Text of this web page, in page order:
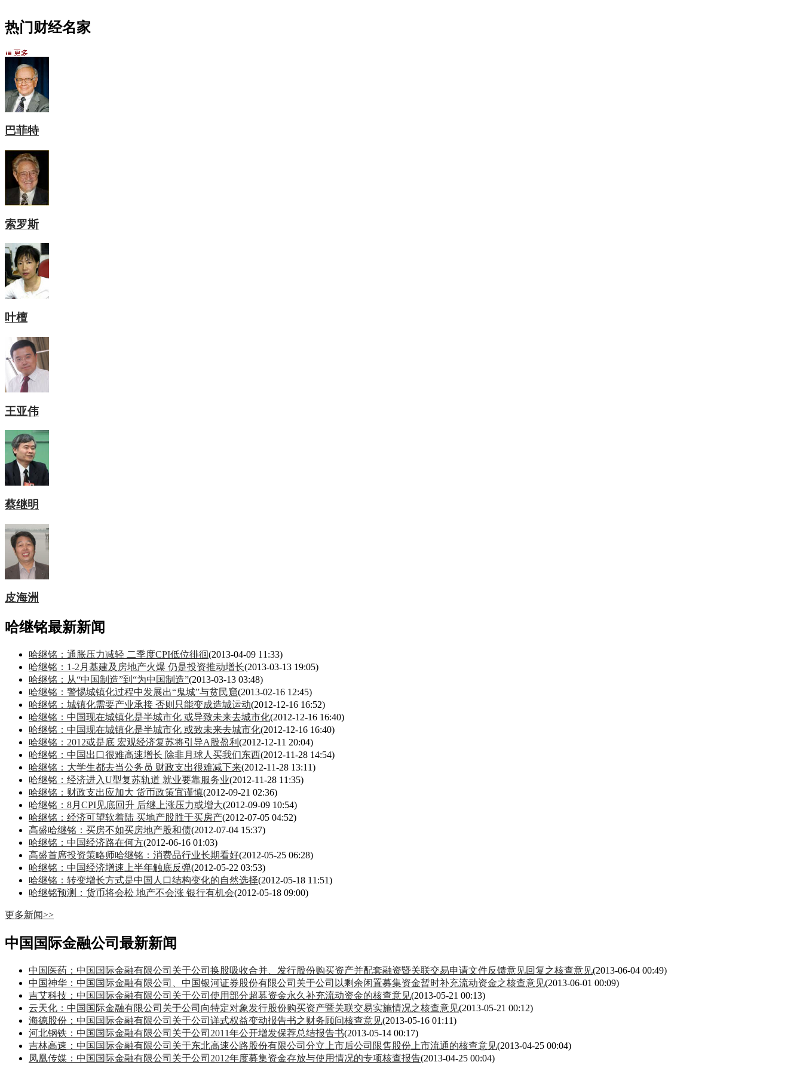
热门财经名家
巴菲特
索罗斯
叶檀
王亚伟
蔡继明
皮海洲
哈继铭最新新闻
哈继铭：通胀压力减轻 二季度CPI低位徘徊(2013-04-09 11:33)
哈继铭：1-2月基建及房地产火爆 仍是投资推动增长(2013-03-13 19:05)
哈继铭：从“中国制造”到“为中国制造”(2013-03-13 03:48)
哈继铭：警惕城镇化过程中发展出“鬼城”与贫民窟(2013-02-16 12:45)
哈继铭：城镇化需要产业承接 否则只能变成造城运动(2012-12-16 16:52)
哈继铭：中国现在城镇化是半城市化 或导致未来去城市化(2012-12-16 16:40)
哈继铭：中国现在城镇化是半城市化 或致未来去城市化(2012-12-16 16:40)
哈继铭：2012或是底 宏观经济复苏将引导A股盈利 (2012-12-11 20:04)
哈继铭：中国出口很难高速增长 除非月球人买我们东西(2012-11-28 14:54)
哈继铭：大学生都去当公务员 财政支出很难减下来(2012-11-28 13:11)
哈继铭：经济进入U型复苏轨道 就业要靠服务业(2012-11-28 11:35)
哈继铭：财政支出应加大 货币政策宜谨慎(2012-09-21 02:36)
哈继铭：8月CPI见底回升 后继上涨压力或增大(2012-09-09 10:54)
哈继铭：经济可望软着陆 买地产股胜于买房产(2012-07-05 04:52)
高盛哈继铭：买房不如买房地产股和债(2012-07-04 15:37)
哈继铭：中国经济路在何方(2012-06-16 01:03)
高盛首席投资策略师哈继铭：消费品行业长期看好(2012-05-25 06:28)
哈继铭：中国经济增速上半年触底反弹(2012-05-22 03:53)
哈继铭：转变增长方式是中国人口结构变化的自然选择(2012-05-18 11:51)
哈继铭预测：货币将会松 地产不会涨 银行有机会(2012-05-18 09:00)
更多新闻>>
中国国际金融公司最新新闻
中国医药：中国国际金融有限公司关于公司换股吸收合并、发行股份购买资产并配套融资暨关联交易申请文件反馈意见回复之核查意见(2013-06-04 00:49)
中国神华：中国国际金融有限公司、中国银河证券股份有限公司关于公司以剩余闲置募集资金暂时补充流动资金之核查意见(2013-06-01 00:09)
吉艾科技：中国国际金融有限公司关于公司使用部分超募资金永久补充流动资金的核查意见(2013-05-21 00:13)
云天化：中国国际金融有限公司关于公司向特定对象发行股份购买资产暨关联交易实施情况之核查意见(2013-05-21 00:12)
海德股份：中国国际金融有限公司关于公司详式权益变动报告书之财务顾问核查意见(2013-05-16 01:11)
河北钢铁：中国国际金融有限公司关于公司2011年公开增发保荐总结报告书(2013-05-14 00:17)
吉林高速：中国国际金融有限公司关于东北高速公路股份有限公司分立上市后公司限售股份上市流通的核查意见(2013-04-25 00:04)
凤凰传媒：中国国际金融有限公司关于公司2012年度募集资金存放与使用情况的专项核查报告(2013-04-25 00:04)